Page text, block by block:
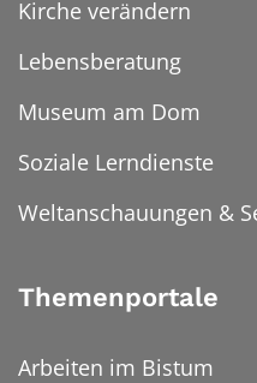
Kirche verändern
Lebensberatung
Museum am Dom
Soziale Lerndienste
Weltanschauungen &
Themenportale
Arbeiten im Bistum